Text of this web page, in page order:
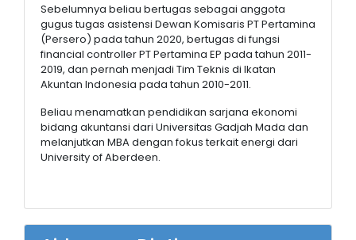
Sebelumnya beliau bertugas sebagai anggota
gugus tugas asistensi Dewan Komisaris PT Pertamina
(Persero) pada tahun 2020, bertugas di fungsi
financial controller PT Pertamina EP pada tahun 2011-
2019, dan pernah menjadi Tim Teknis di Ikatan
Akuntan Indonesia pada tahun 2010-2011.
Beliau menamatkan pendidikan sarjana ekonomi
bidang akuntansi dari Universitas Gadjah Mada dan
melanjutkan MBA dengan fokus terkait energi dari
University of Aberdeen.